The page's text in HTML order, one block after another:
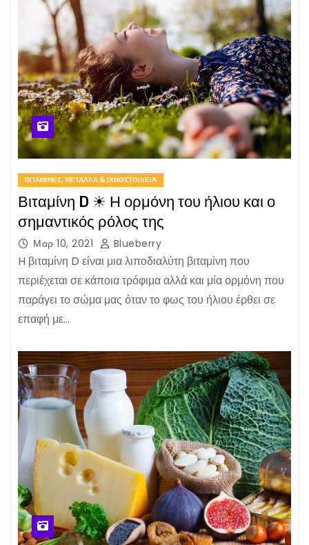
ΒΙΤΑΜΊΝΕΣ, ΜΈΤΑΛΛΑ & ΙΧΝΟΣΤΟΙΧΕΊΑ
Βιταμίνη D ☀ Η ορμόνη του ήλιου και ο
σημαντικός ρόλος της
Μαρ 10, 2021 Blueberry
H βιταμίνη D είναι μια λιποδιαλύτη βιταμίνη που
περιέχεται σε κάποια τρόφιμα αλλά και μία ορμόνη που
παράγει το σώμα μας όταν το φως του ήλιου έρθει σε
επαφή με…